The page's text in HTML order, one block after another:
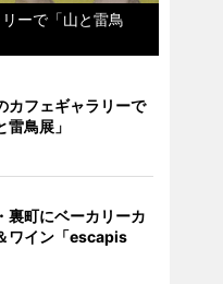
ーで「山と雷鳥
カフェギャラリーで
雷鳥展」
裏町にベーカリーカ
ワイン「escapis